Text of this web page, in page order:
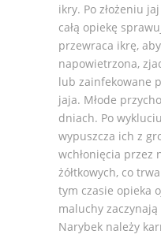
ikry. Po złożeniu
całą opiekę
przewraca ikrę,
napowietrzona,
lub zainfekowane
jaja. Młode
dniach. Po
wypuszcza ich z
wchłonięcia przez
żółtkowych, co
tym czasie opieka
maluchy zaczynają
Narybek należy